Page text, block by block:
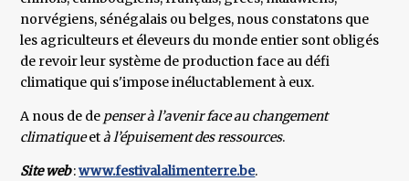
norvégiens, sénégalais ou belges, nous constatons que
les agriculteurs et éleveurs du monde entier sont obligés
de revoir leur système de production face au défi
climatique qui s'impose inéluctablement à eux.
A nous de de penser à l’avenir face au changement
climatiqueetà l’épuisement des ressources.
Site web:www.festivalalimenterre.be.